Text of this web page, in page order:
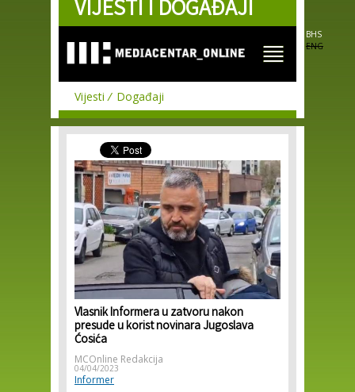
Skip to
main
VIJESTI I DOGAĐAJI
BHS
ENG
Vijesti Događaji
Vlasnik Informera u zatvoru nakon
presude u korist novinara Jugoslava
Ćosića
MCOnline Redakcija
04/04/2023
Informer